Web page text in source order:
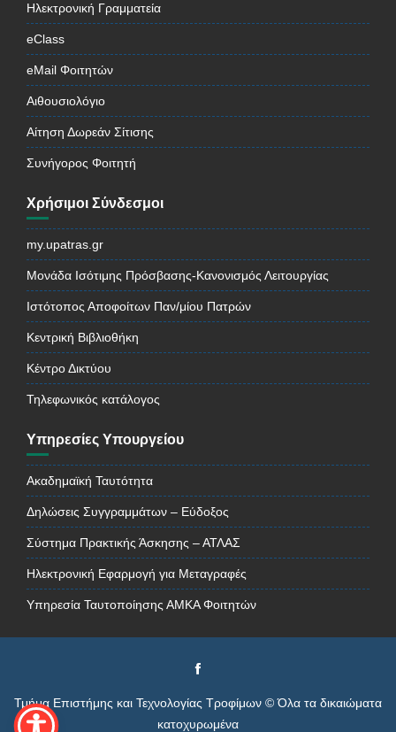
Ηλεκτρονική Γραμματεία
eClass
eMail Φοιτητών
Αιθουσιολόγιο
Αίτηση Δωρεάν Σίτισης
Συνήγορος Φοιτητή
Χρήσιμοι Σύνδεσμοι
my.upatras.gr
Μονάδα Ισότιμης Πρόσβασης-Κανονισμός Λειτουργίας
Ιστότοπος Αποφοίτων Παν/μίου Πατρών
Κεντρική Βιβλιοθήκη
Κέντρο Δικτύου
Τηλεφωνικός κατάλογος
Υπηρεσίες Υπουργείου
Ακαδημαϊκή Ταυτότητα
Δηλώσεις Συγγραμμάτων – Εύδοξος
Σύστημα Πρακτικής Άσκησης – ΑΤΛΑΣ
Ηλεκτρονική Εφαρμογή για Μεταγραφές
Υπηρεσία Ταυτοποίησης ΑΜΚΑ Φοιτητών
Τμήμα Επιστήμης και Τεχνολογίας Τροφίμων © Όλα τα δικαιώματα
κατοχυρωμένα